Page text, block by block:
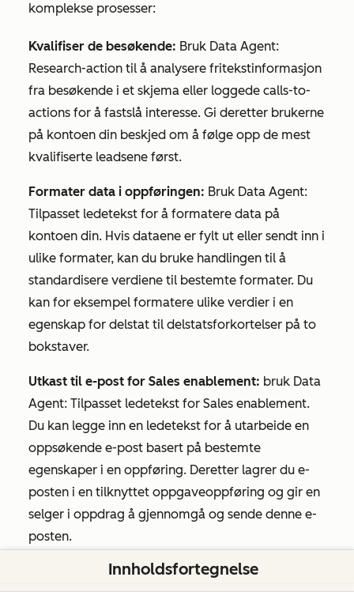
komplekse prosesser:
Kvalifiser de besøkende: Bruk Data Agent:
Research-action til å analysere fritekstinformasjon
fra besøkende i et skjema eller loggede calls-to-
actions for å fastslå interesse. Gi deretter brukerne
på kontoen din beskjed om å følge opp de mest
kvalifiserte leadsene først.
Formater data i oppføringen: Bruk Data Agent:
Tilpasset ledetekst for å formatere data på
kontoen din. Hvis dataene er fylt ut eller sendt inn i
ulike formater, kan du bruke handlingen til å
standardisere verdiene til bestemte formater. Du
kan for eksempel formatere ulike verdier i en
egenskap for delstat til delstatsforkortelser på to
bokstaver.
Utkast til e-post for Sales enablement: bruk Data
Agent: Tilpasset ledetekst for Sales enablement.
Du kan legge inn en ledetekst for å utarbeide en
oppsøkende e-post basert på bestemte
egenskaper i en oppføring. Deretter lagrer du e-
posten i en tilknyttet oppgaveoppføring og gir en
selger i oppdrag å gjennomgå og sende denne e-
posten.
Innholdsfortegnelse